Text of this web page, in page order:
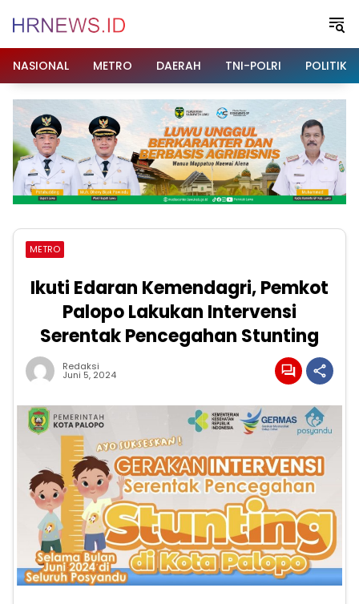
NASIONAL
METRO DAERAH TNI-POLRI POLITIK
METRO
Ikuti Edaran Kemendagri, Pemkot
Palopo Lakukan Intervensi
Serentak Pencegahan Stunting
Redaksi
Juni 5, 2024